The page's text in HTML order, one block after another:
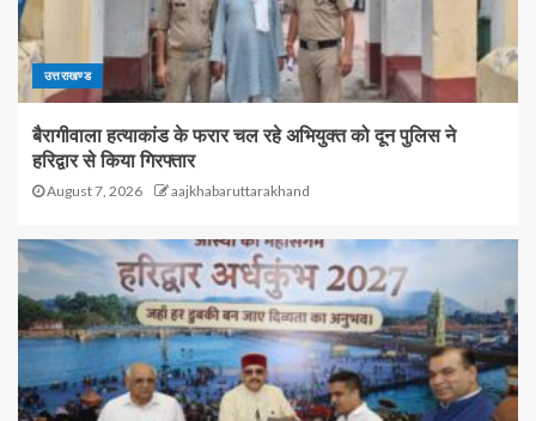
उत्तराखण्ड
बैरागीवाला हत्याकांड के फरार चल रहे अभियुक्त को दून पुलिस ने
हरिद्वार से किया गिरफ्तार
August 7, 2026 aajkhabaruttarakhand